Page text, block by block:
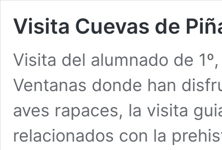
Visita Cuevas de
Visita del alumnado de
Ventanas donde han
aves rapaces, la visita
relacionados con la